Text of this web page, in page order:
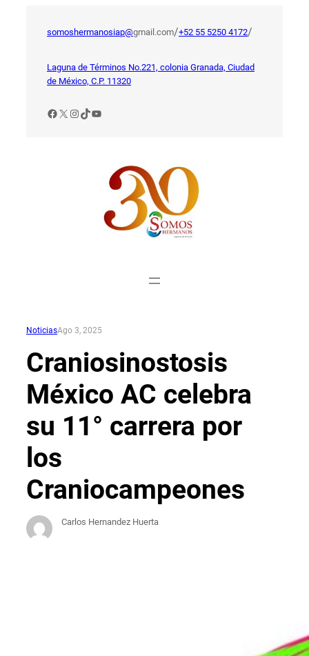
somoshermanosiap@gmail.com/+52 55 5250 4172/
Laguna de Términos No.221, colonia Granada, Ciudad
de México, C.P. 11320
Facebook
X Instagram
TikTok
YouTube
NoticiasAgo 3, 2025
Craniosinostosis
México AC celebra
su 11° carrera por
los
Craniocampeones
Carlos Hernandez Huerta